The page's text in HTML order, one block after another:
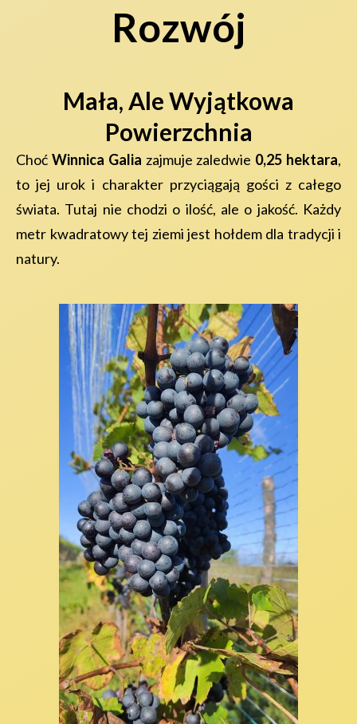
Rozwój
Mała, Ale Wyjątkowa
Powierzchnia
Choć Winnica Galia zajmuje zaledwie 0,25 hektara,
to jej urok i charakter przyciągają gości z całego
świata. Tutaj nie chodzi o ilość, ale o jakość. Każdy
metr kwadratowy tej ziemi jest hołdem dla tradycji i
natury.